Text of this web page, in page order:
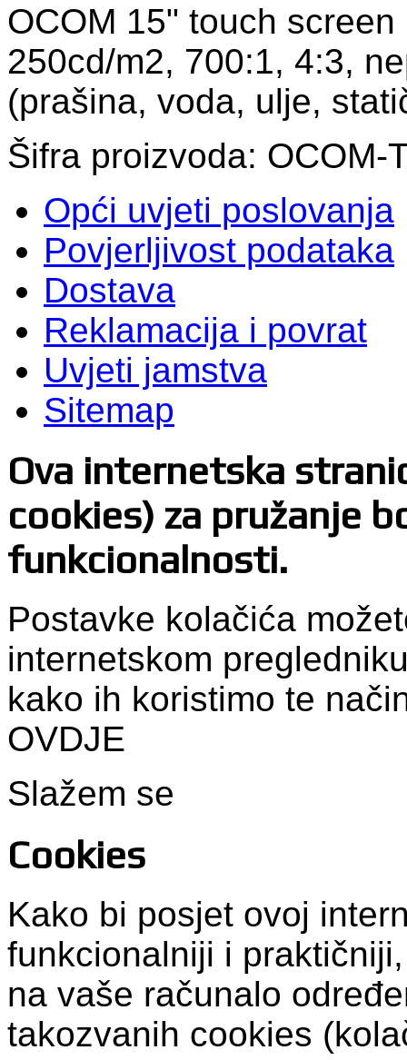
OCOM 15" touch
250cd/m2, 700:1, 4:3,
(prašina, voda, ulje,
Šifra proizvoda: OCOM-
Opći uvjeti poslovanja
Povjerljivost podataka
Dostava
Reklamacija i povrat
Uvjeti jamstva
Sitemap
Ova internetska
cookies) za pružanje
funkcionalnosti.
Postavke kolačića
internetskom
kako ih koristimo te
OVDJE
Slažem se
Cookies
Kako bi posjet ovoj
funkcionalniji i
na vaše računalo
takozvanih cookies